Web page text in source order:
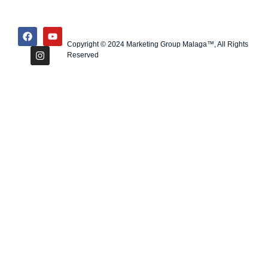
Copyright © 2024 Marketing Group Malaga™, All Rights
Reserved